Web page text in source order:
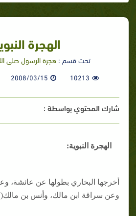
الهجرة
تحت قسم :هجرة الرسول صلى
10213
2008/03/15
شارك المحتوي بواسطة :
الهجرة النبوية:
أخرجها البخاري بطولها عن عائشة،
وعن سراقة ابن مالك، وأنس بن